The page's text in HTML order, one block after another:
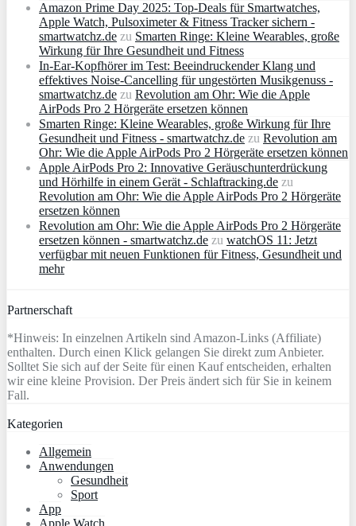
Amazon Prime Day 2025: Top-Deals für Smartwatches,
Apple Watch, Pulsoximeter & Fitness Tracker sichern -
smartwatchz.de zu Smarten Ringe: Kleine Wearables, große
Wirkung für Ihre Gesundheit und Fitness
In-Ear-Kopfhörer im Test: Beeindruckender Klang und
effektives Noise-Cancelling für ungestörten Musikgenuss -
smartwatchz.de zu Revolution am Ohr: Wie die Apple
AirPods Pro 2 Hörgeräte ersetzen können
Smarten Ringe: Kleine Wearables, große Wirkung für Ihre
Gesundheit und Fitness - smartwatchz.de zu Revolution am
Ohr: Wie die Apple AirPods Pro 2 Hörgeräte ersetzen können
Apple AirPods Pro 2: Innovative Geräuschunterdrückung
und Hörhilfe in einem Gerät - Schlaftracking.de zu
Revolution am Ohr: Wie die Apple AirPods Pro 2 Hörgeräte
ersetzen können
Revolution am Ohr: Wie die Apple AirPods Pro 2 Hörgeräte
ersetzen können - smartwatchz.de zu watchOS 11: Jetzt
verfügbar mit neuen Funktionen für Fitness, Gesundheit und
mehr
Partnerschaft
*Hinweis: In einzelnen Artikeln sind Amazon-Links (Affiliate)
enthalten. Durch einen Klick gelangen Sie direkt zum Anbieter.
Solltet Sie sich auf der Seite für einen Kauf entscheiden, erhalten
wir eine kleine Provision. Der Preis ändert sich für Sie in keinem
Fall.
Kategorien
Allgemein
Anwendungen
Gesundheit
Sport
App
Apple Watch